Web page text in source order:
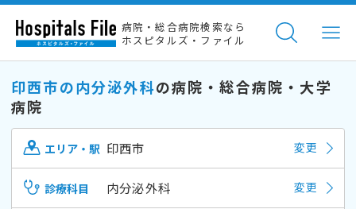
病院・総合病院検索なら
ホスピタルズ・ファイル
印西市の内分泌外科の病院・総合病院・大学
病院
エリア・駅 印西市 変更
診療科目 内分泌外科 変更